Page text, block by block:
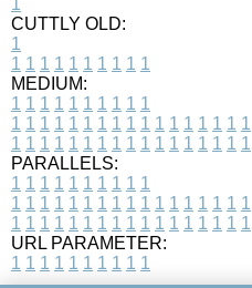
1
CUTTLY OLD:
1
1 1 1 1 1 1 1 1 1 1
MEDIUM:
1 1 1 1 1 1 1 1 1 1
1 1 1 1 1 1 1 1 1 1 1 1 1 1 1 1 1
1 1 1 1 1 1 1 1 1 1 1 1 1 1 1 1 1
PARALLELS:
1 1 1 1 1 1 1 1 1 1
1 1 1 1 1 1 1 1 1 1 1 1 1 1 1 1 1
1 1 1 1 1 1 1 1 1 1 1 1 1 1 1 1 1
URL PARAMETER:
1 1 1 1 1 1 1 1 1 1